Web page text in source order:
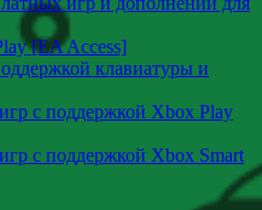
[EA Access]
клавиатуры и
с поддержкой Xbox Play
с поддержкой Xbox Smart